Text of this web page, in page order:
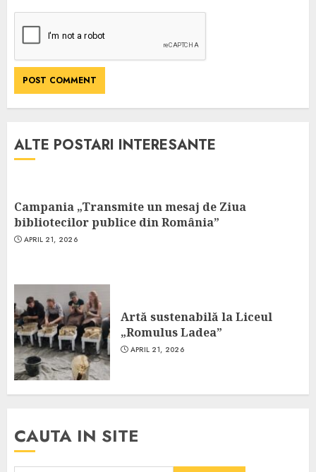
ALTE POSTARI INTERESANTE
Campania „Transmite un mesaj de Ziua
bibliotecilor publice din România”
APRIL 21, 2026
Artă sustenabilă la Liceul
„Romulus Ladea”
APRIL 21, 2026
CAUTA IN SITE